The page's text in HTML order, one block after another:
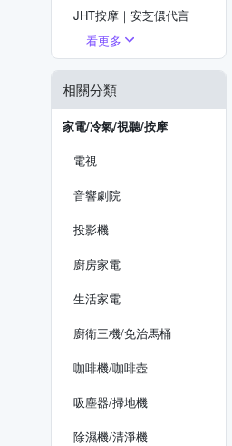
JHT按摩｜安芝儇代言
喬山｜超值優惠
健身大師｜下殺8折起
飛利浦｜送5%超贈點
看更多
相關分類
家電/冷氣/視聽/按摩
電視
音響劇院
投影機
廚房家電
生活家電
廚衛三機/免治馬桶
咖啡機/咖啡壺
吸塵器/掃地機
除濕機/清淨機